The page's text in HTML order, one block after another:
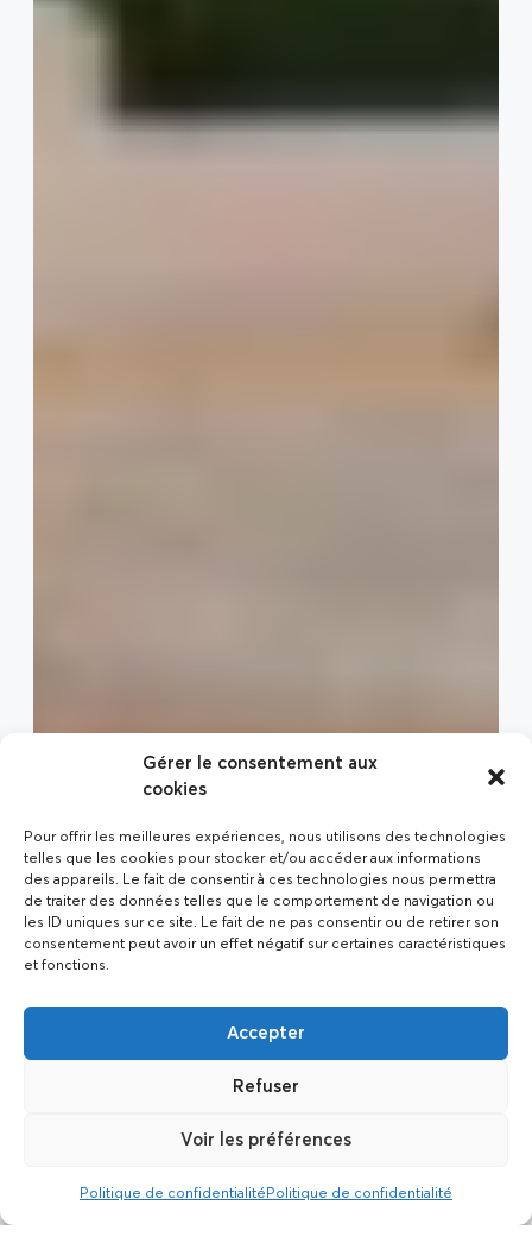
Gérer le consentement aux
cookies
Pour offrir les meilleures expériences, nous utilisons des technologies
telles que les cookies pour stocker et/ou accéder aux informations
des appareils. Le fait de consentir à ces technologies nous permettra
de traiter des données telles que le comportement de navigation ou
les ID uniques sur ce site. Le fait de ne pas consentir ou de retirer son
consentement peut avoir un effet négatif sur certaines caractéristiques
et fonctions.
Accepter
Refuser
Voir les préférences
Politique de confidentialité Politique de confidentialité